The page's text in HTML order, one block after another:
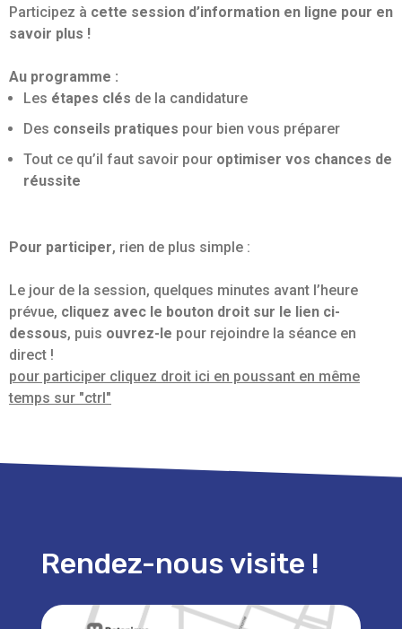
Participez à cette session d’information en ligne pour en
savoir plus !
Au programme :
Les étapes clés de la candidature
Des conseils pratiques pour bien vous préparer
Tout ce qu’il faut savoir pour optimiser vos chances de
réussite
Pour participer, rien de plus simple :
Le jour de la session, quelques minutes avant l’heure
prévue, cliquez avec le bouton droit sur le lien ci-
dessous, puis ouvrez-le pour rejoindre la séance en
direct !
pour participer cliquez droit ici en poussant en même
temps sur "ctrl"
Rendez-nous visite !